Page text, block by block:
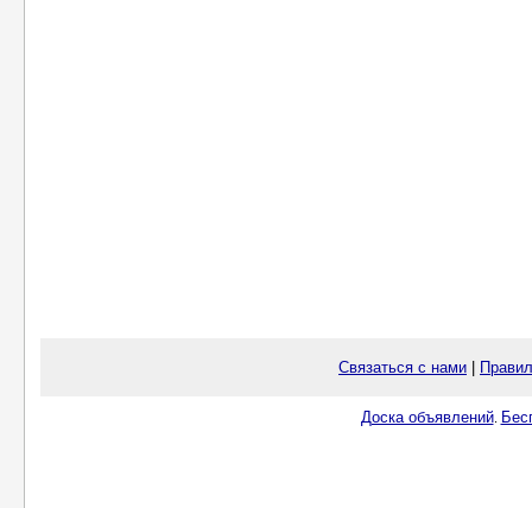
Связаться с нами
Доска объявлений.